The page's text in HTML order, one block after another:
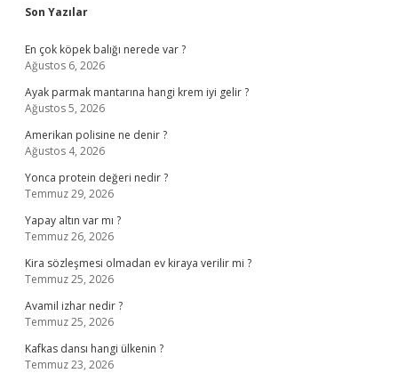
Sidebar
Son Yazılar
En çok köpek balığı nerede var ?
Ağustos 6, 2026
Ayak parmak mantarına hangi krem iyi gelir ?
Ağustos 5, 2026
Amerikan polisine ne denir ?
Ağustos 4, 2026
Yonca protein değeri nedir ?
Temmuz 29, 2026
Yapay altın var mı ?
Temmuz 26, 2026
Kira sözleşmesi olmadan ev kiraya verilir mi ?
Temmuz 25, 2026
Avamil izhar nedir ?
Temmuz 25, 2026
Kafkas dansı hangi ülkenin ?
Temmuz 23, 2026